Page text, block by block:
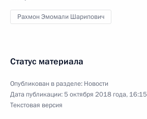
Рахмон Эмомали Шарипович
Статус материала
Опубликован в разделе: Новости
Дата публикации:5 октября 2018 года, 16:15
Текстовая версия